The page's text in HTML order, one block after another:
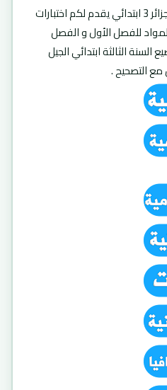
الموقع الاول للدراسة في الجزائر 3 ابتدائي يقدم لكم اختبارات
للفصل الأول و الفصل
السنة الثالثة ابتدائي الجيل
مع التصحيح .